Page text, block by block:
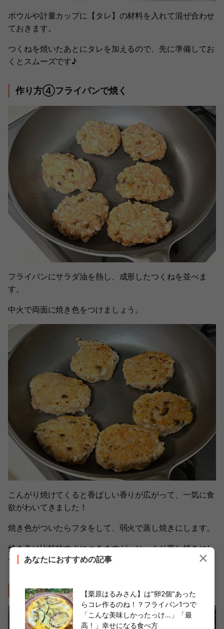
ボウルや計量カップに【タレ】の材料を入れて混ぜ合わせ
ておきます。
つくねを焼いたあとにタレを加えるので、先に準備してお
くとスムーズです♪
作り方④フライパンで焼く
フライパンにサラダ油を熱し、成形したつくねを並べま
す。
中火で両面に焼き色をつけましょう。
こんがり焼けてくると香ばしい香りが広がって、一気に食
欲がわいてきました！
焼き色がついたらフタをして、弱火で蒸し焼きにします。
焼き色は比較的すぐにつきますが、じっくり蒸し焼きにし
て中までしっかり火が通るようにしましょう。
作り方⑤タレを絡めたら完成〜！
あなたにおすすめの記事
【栗原はるみさん】は"卵2個"あった
らコレ作るのね！？フライパン1つで
「こんな美味しかったっけ…」「最
高！」幸せになる食べ方